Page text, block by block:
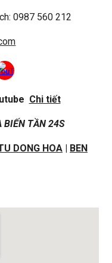
0987 560 212
Chi tiết
BIẾN TẦN 24S
DONG HOA | BEN